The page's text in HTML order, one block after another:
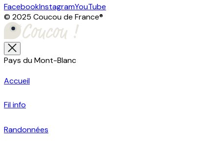
FacebookInstagramYouTube
© 2025 Coucou de France®
Pays du Mont-Blanc
Accueil
Fil info
Randonnées